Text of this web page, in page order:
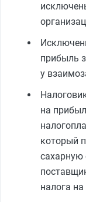
прибыль
у
на
который
сахарную
налога